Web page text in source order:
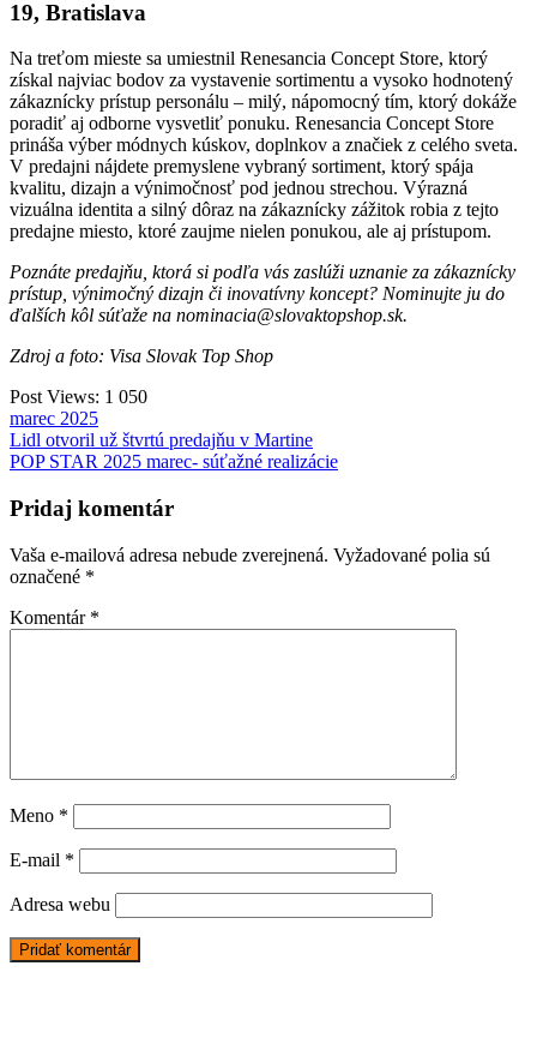
19, Bratislava
Na treťom mieste sa umiestnil Renesancia Concept Store, ktorý
získal najviac bodov za vystavenie sortimentu a vysoko hodnotený
zákaznícky prístup personálu – milý, nápomocný tím, ktorý dokáže
poradiť aj odborne vysvetliť ponuku. Renesancia Concept Store
prináša výber módnych kúskov, doplnkov a značiek z celého sveta.
V predajni nájdete premyslene vybraný sortiment, ktorý spája
kvalitu, dizajn a výnimočnosť pod jednou strechou. Výrazná
vizuálna identita a silný dôraz na zákaznícky zážitok robia z tejto
predajne miesto, ktoré zaujme nielen ponukou, ale aj prístupom.
Poznáte predajňu, ktorá si podľa vás zaslúži uznanie za zákaznícky
prístup, výnimočný dizajn či inovatívny koncept? Nominujte ju do
ďalších kôl súťaže na nominacia@slovaktopshop.sk.
Zdroj a foto: Visa Slovak Top Shop
Post Views: 1 050
marec 2025
Navigácia
v
článku
Lidl otvoril už štvrtú predajňu v Martine
POP STAR 2025 marec- súťažné realizácie
Pridaj komentár
Vaša e-mailová adresa nebude zverejnená. Vyžadované polia sú
označené *
Komentár *
Meno *
E-mail *
Adresa webu